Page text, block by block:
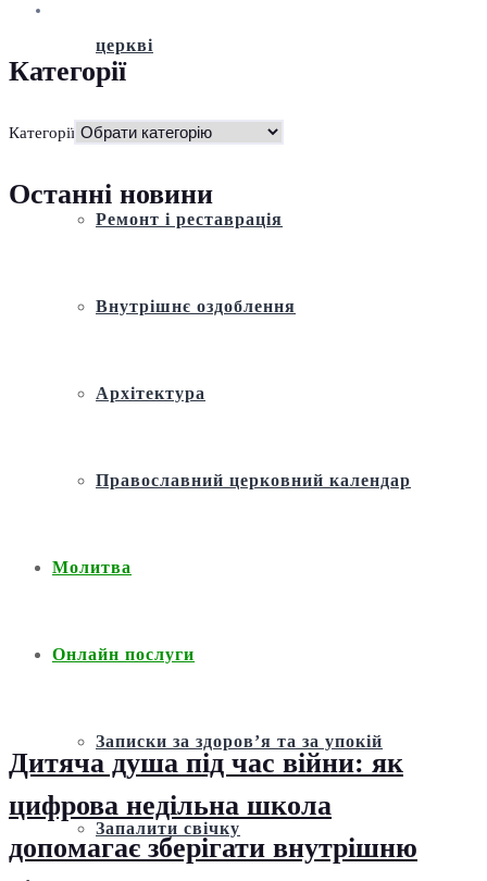
церкві
Історія
Ремонт і реставрація
Внутрішнє оздоблення
Архітектура
Православний церковний календар
Молитва
Онлайн послуги
Записки за здоров’я та за упокій
Запалити свічку
Категорії
Категорії
Останні новини
Дитяча душа під час війни: як
цифрова недільна школа
допомагає зберігати внутрішню